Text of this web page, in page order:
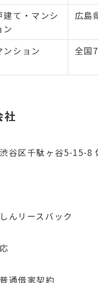
建て・マンシ
ン
広島
ンション 全国
社
谷区千駄ヶ谷5-15-8
んリースバック
通借家契約